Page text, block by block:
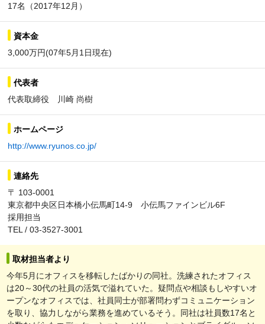
17名（2017年12月）
資本金
3,000万円(07年5月1日現在)
代表者
代表取締役 川崎 尚樹
ホームページ
http://www.ryunos.co.jp/
連絡先
〒 103-0001
東京都中央区日本橋小伝馬町14-9 小伝馬ファインビル6F
採用担当
TEL / 03-3527-3001
取材担当者より
今年5月にオフィスを移転したばかりの同社。洗練されたオフィス
は20～30代の社員の活気で溢れていた。疑問点や相談もしやすいオ
ープンなオフィスでは、社員同士が部署問わずコミュニケーション
を取り、協力しながら業務を進めているそう。同社は社員数17名と